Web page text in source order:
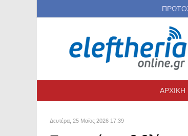
ΑΡΧΙΚΗ
Δευτέρα, 25 Μαϊος 2026 17:39